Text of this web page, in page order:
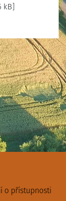
kB]
o přístupnosti